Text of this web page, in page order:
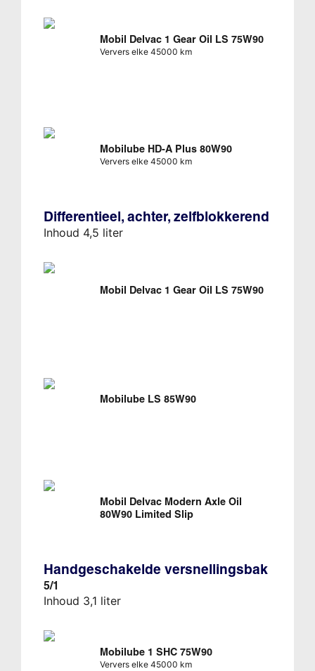
Mobil Delvac 1 Gear Oil LS 75W90
Ververs elke 45000 km
Mobilube HD-A Plus 80W90
Ververs elke 45000 km
Differentieel, achter, zelfblokkerend
Inhoud 4,5 liter
Mobil Delvac 1 Gear Oil LS 75W90
Mobilube LS 85W90
Mobil Delvac Modern Axle Oil
80W90 Limited Slip
Handgeschakelde versnellingsbak
5/1
Inhoud 3,1 liter
Mobilube 1 SHC 75W90
Ververs elke 45000 km